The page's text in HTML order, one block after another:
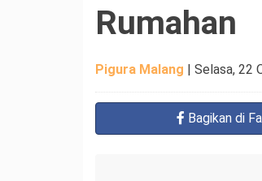
Rumahan
Pigura Malang | Selasa, 22
Bagikan di